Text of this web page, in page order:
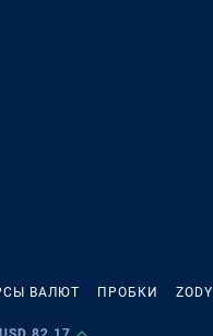
ВАЛЮТ ПРОБКИ ZODY